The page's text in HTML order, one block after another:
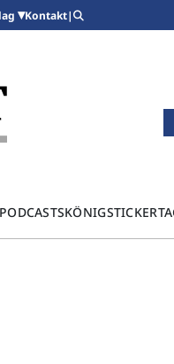
Kontakt|
KÖNIGSTICKER